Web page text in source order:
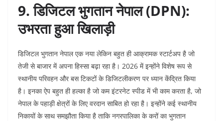
9. डिजिटल भुगतान नेपाल (DPN):
उभरता हुआ खिलाड़ी
डिजिटल भुगतान नेपाल एक नया लेकिन बहुत ही आक्रामक स्टार्टअप है जो
तेजी से बाजार में अपना हिस्सा बढ़ा रहा है। 2026 में इन्होंने विशेष रूप से
स्थानीय परिवहन और बस टिकटों के डिजिटलीकरण पर ध्यान केंद्रित किया
है। इनका ऐप बहुत ही हल्का है जो कम इंटरनेट स्पीड में भी काम करता है, जो
नेपाल के पहाड़ी क्षेत्रों के लिए वरदान साबित हो रहा है। इन्होंने कई स्थानीय
निकायों के साथ समझौता किया है ताकि नगरपालिका के करों का भुगतान